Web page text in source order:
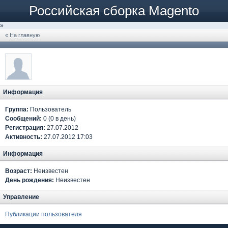
Российская сборка Magento
»
« На главную
Информация
Группа: Пользователь
Сообщений: 0 (0 в день)
Регистрация: 27.07.2012
Активность: 27.07.2012 17:03
Информация
Возраст: Неизвестен
День рождения: Неизвестен
Управление
Публикации пользователя